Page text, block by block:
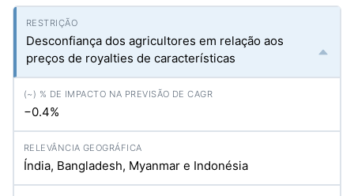
Desconfiança dos agricultores em relação aos
preços de royalties de características
−0.4%
Índia, Bangladesh, Myanmar e Indonésia